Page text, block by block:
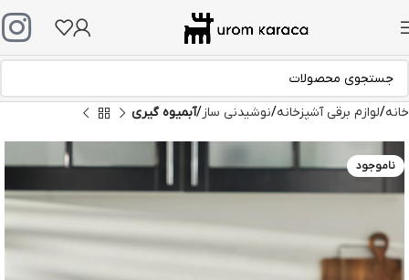
خانه لوازم برقی آشپزخانه نوشیدنی ساز آبمیوه گیری
ناموجود